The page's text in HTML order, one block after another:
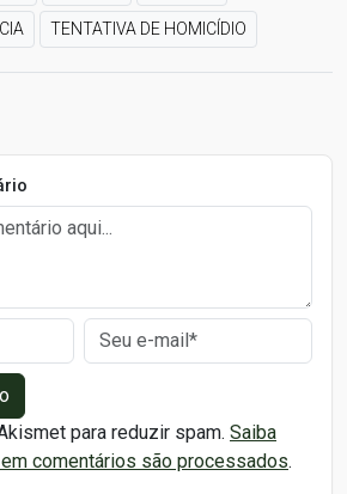
TENTATIVA DE HOMICÍDIO
para reduzir spam. Saiba
comentários são processados.